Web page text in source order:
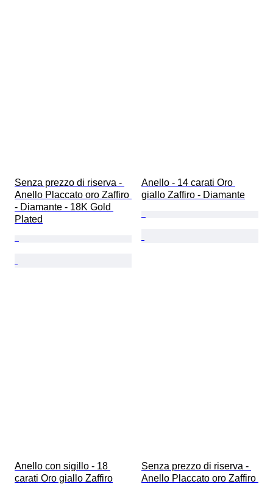
Senza prezzo di riserva -
Anello Placcato oro Zaffiro
- Diamante - 18K Gold
Plated
Anello - 14 carati Oro
giallo Zaffiro - Diamante
Anello con sigillo - 18
carati Oro giallo Zaffiro
Senza prezzo di riserva -
Anello Placcato oro Zaffiro